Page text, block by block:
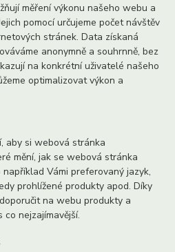
měření výkonu našeho webu a
pomocí určujeme počet návštěv
stránek. Data získaná
anonymně a souhrnně, bez
na konkrétní uživatelé našeho
optimalizovat výkon a
aby si webová stránka
mění, jak se webová stránka
Vámi preferovaný jazyk,
prohlížené produkty apod. Díky
na webu produkty a
nejzajímavější.